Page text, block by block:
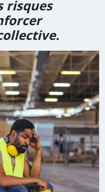
risques